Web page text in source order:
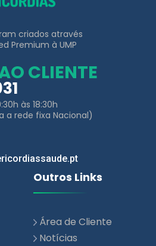
criados através
Premium à UMP
CLIENTE
às 18:30h
a rede fixa Nacional)
Outros Links
Área de Cliente
Notícias